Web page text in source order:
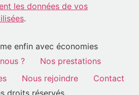
les données de vos
.
enfin avec économies
?
Nos prestations
Nous rejoindre
Contact
droits réservés